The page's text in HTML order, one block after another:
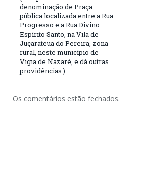
denominação de Praça
pública localizada entre a Rua
Progresso e a Rua Divino
Espírito Santo, na Vila de
Juçarateua do Pereira, zona
rural, neste município de
Vigia de Nazaré, e dá outras
providências.)
Os comentários estão fechados.